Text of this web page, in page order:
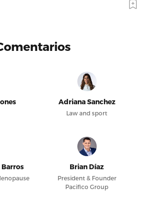
Adriana Sanchez
Law and sport
Barros Brian Díaz
President & Founder
Pacifico Group